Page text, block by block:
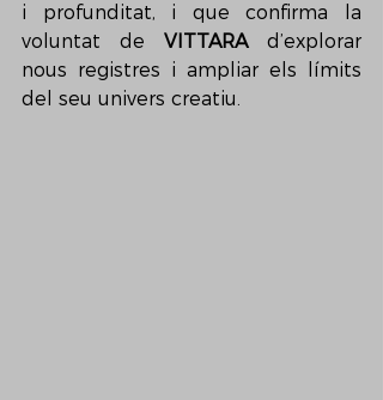
i profunditat, i que confirma la
voluntat de VITTARA d’explorar
nous registres i ampliar els límits
del seu univers creatiu.